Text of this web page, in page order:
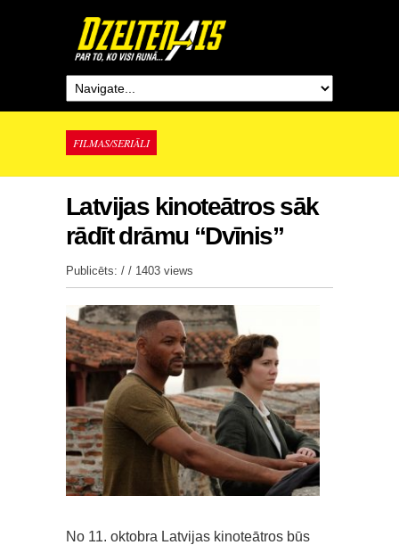
FILMAS/SERIĀLI
Latvijas kinoteātros sāk
rādīt drāmu “Dvīnis”
Publicēts: / / 1403 views
No 11. oktobra Latvijas kinoteātros būs